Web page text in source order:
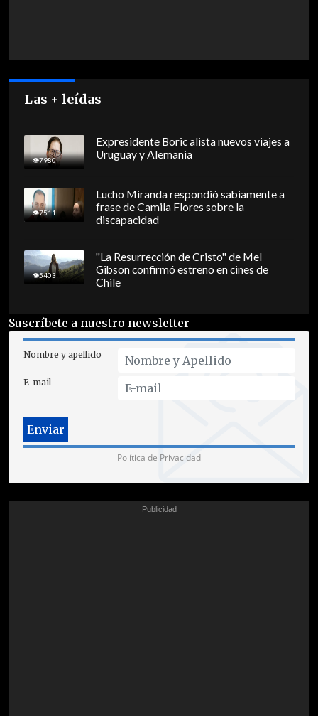
Las + leídas
7980
Expresidente Boric alista nuevos viajes a
Uruguay y Alemania
7511
Lucho Miranda respondió sabiamente a
frase de Camila Flores sobre la
discapacidad
5403
"La Resurrección de Cristo" de Mel
Gibson confirmó estreno en cines de
Chile
Suscríbete a nuestro newsletter
Nombre y apellido
E-mail
Política de Privacidad